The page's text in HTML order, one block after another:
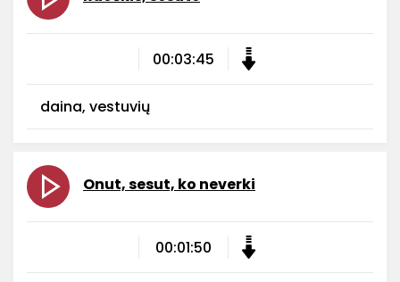
00:03:45
daina, vestuvių
Onut, sesut, ko neverki
00:01:50